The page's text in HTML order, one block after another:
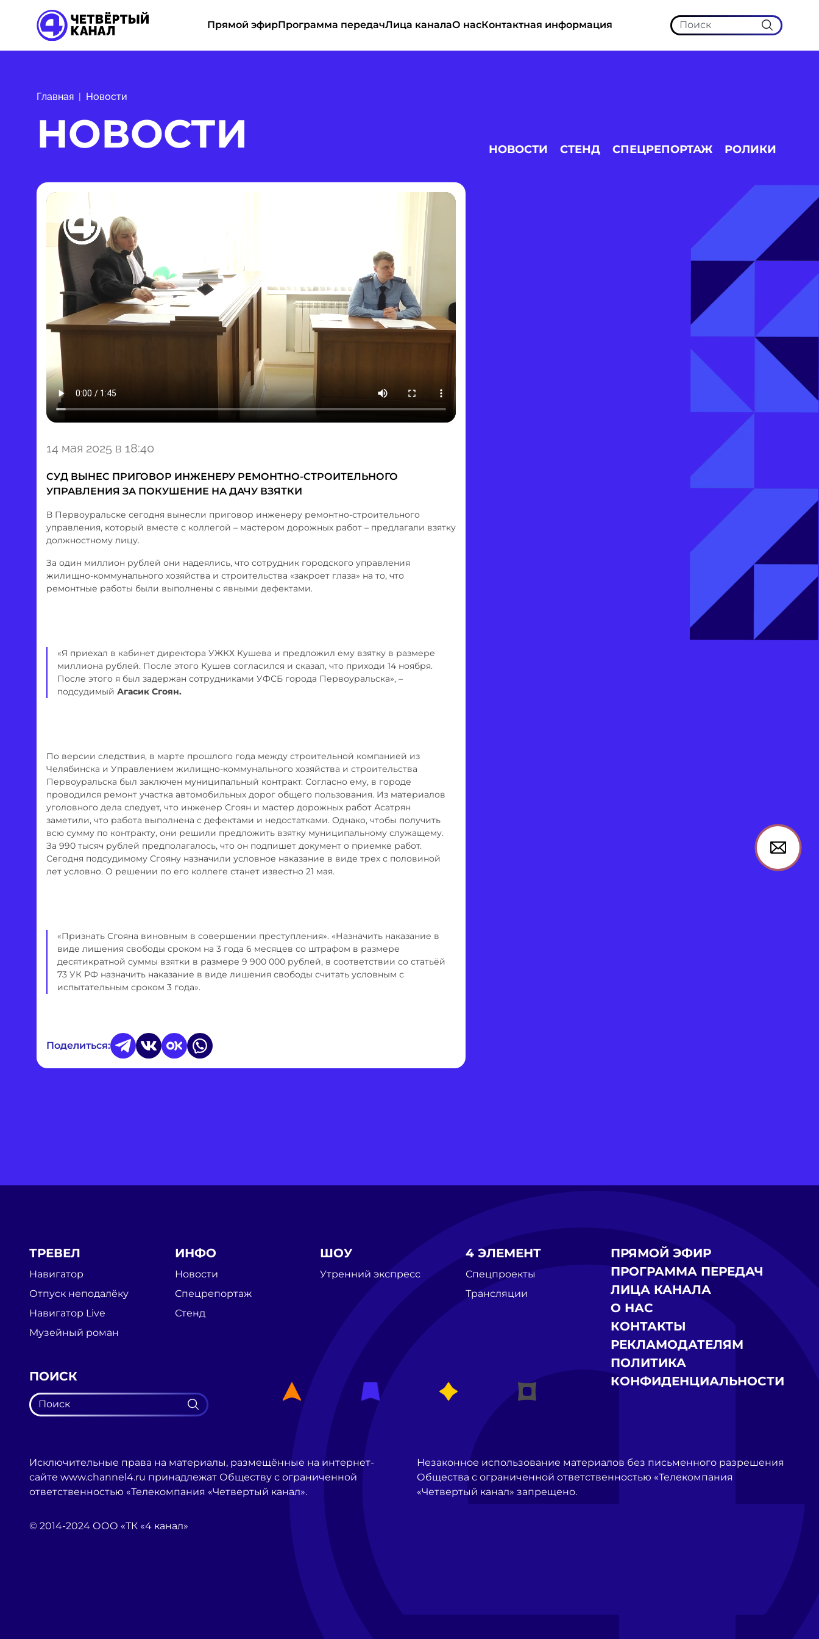
Прямой эфирПрограмма передачЛица каналаО насКонтактная информация
Главная Новости
НОВОСТИ НОВОСТИ СТЕНД СПЕЦРЕПОРТАЖ РОЛИКИ
1
1
14 мая 2025 в 18:40
СУД ВЫНЕС ПРИГОВОР ИНЖЕНЕРУ РЕМОНТНО-СТРОИТЕЛЬНОГО
УПРАВЛЕНИЯ ЗА ПОКУШЕНИЕ НА ДАЧУ ВЗЯТКИ
В Первоуральске сегодня вынесли приговор инженеру ремонтно-строительного
управления, который вместе с коллегой – мастером дорожных работ – предлагали взятку
должностному лицу.
За один миллион рублей они надеялись, что сотрудник городского управления
жилищно-коммунального хозяйства и строительства «закроет глаза» на то, что
ремонтные работы были выполнены с явными дефектами.
«Я приехал в кабинет директора УЖКХ Кушева и предложил ему взятку в размере
миллиона рублей. После этого Кушев согласился и сказал, что приходи 14 ноября.
После этого я был задержан сотрудниками УФСБ города Первоуральска», –
подсудимый Агасик Сгоян.
По версии следствия, в марте прошлого года между строительной компанией из
Челябинска и Управлением жилищно-коммунального хозяйства и строительства
Первоуральска был заключен муниципальный контракт. Согласно ему, в городе
проводился ремонт участка автомобильных дорог общего пользования. Из материалов
уголовного дела следует, что инженер Сгоян и мастер дорожных работ Асатрян
заметили, что работа выполнена с дефектами и недостатками. Однако, чтобы получить
всю сумму по контракту, они решили предложить взятку муниципальному служащему.
За 990 тысяч рублей предполагалось, что он подпишет документ о приемке работ.
Сегодня подсудимому Сгояну назначили условное наказание в виде трех с половиной
лет условно. О решении по его коллеге станет известно 21 мая.
«Признать Сгояна виновным в совершении преступления». «Назначить наказание в
виде лишения свободы сроком на 3 года 6 месяцев со штрафом в размере
десятикратной суммы взятки в размере 9 900 000 рублей, в соответствии со статьёй
73 УК РФ назначить наказание в виде лишения свободы считать условным с
испытательным сроком 3 года».
Поделиться:
ТРЕВЕЛ
Навигатор
Отпуск неподалёку
Навигатор Live
Музейный роман
ИНФО
Новости
Спецрепортаж
Стенд
ШОУ
Утренний экспресс
4 ЭЛЕМЕНТ
Спецпроекты
Трансляции
ПОИСК
ПРЯМОЙ ЭФИР
ПРОГРАММА ПЕРЕДАЧ
ЛИЦА КАНАЛА
О НАС
КОНТАКТЫ
РЕКЛАМОДАТЕЛЯМ
ПОЛИТИКА
КОНФИДЕНЦИАЛЬНОСТИ
Исключительные права на материалы, размещённые на интернет-
сайте www.channel4.ru принадлежат Обществу с ограниченной
ответственностью «Телекомпания «Четвертый канал».
Незаконное использование материалов без письменного разрешения
Общества с ограниченной ответственностью «Телекомпания
«Четвертый канал» запрещено.
© 2014-2024 ООО «ТК «4 канал»